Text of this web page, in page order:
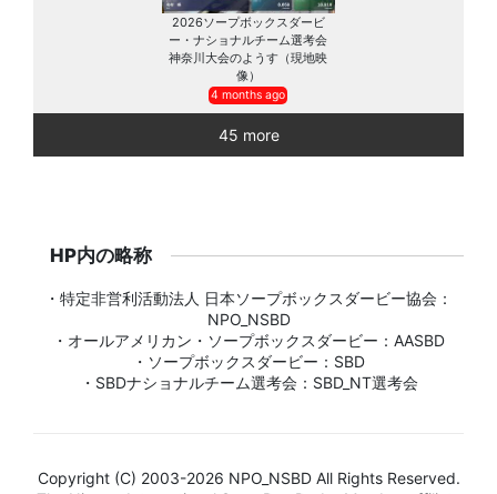
2026ソープボックスダービ
ー・ナショナルチーム選考会
神奈川大会のようす（現地映
像）
4 months ago
45 more
HP内の略称
・特定非営利活動法人 日本ソープボックスダービー協会：
NPO_NSBD
・オールアメリカン・ソープボックスダービー：AASBD
・ソープボックスダービー：SBD
・SBDナショナルチーム選考会：SBD_NT選考会
Copyright (C) 2003-2026 NPO_NSBD All Rights Reserved.